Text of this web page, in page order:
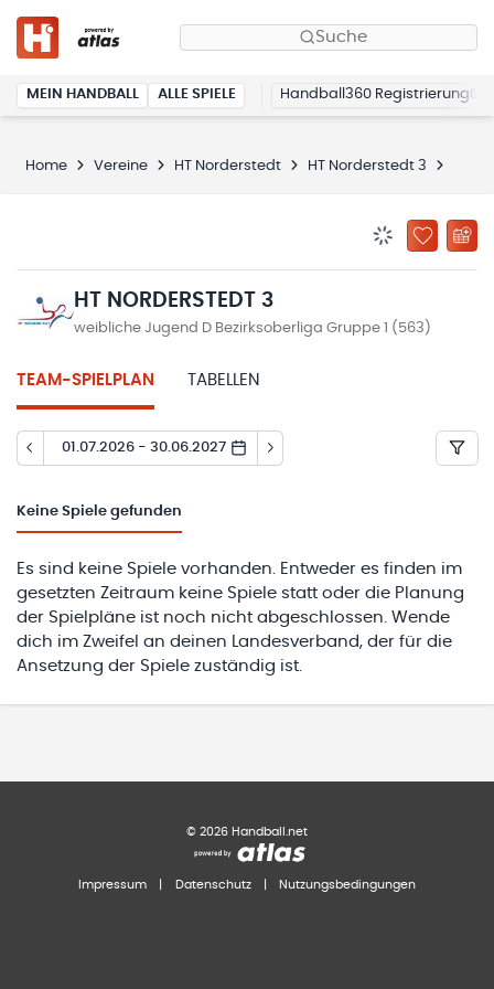
Suche
MEIN HANDBALL ALLE SPIELE Handball360 Registrierung
Home Vereine HT Norderstedt HT Norderstedt 3
ZU
HT NORDERSTEDT 3
weibliche Jugend D Bezirksoberliga Gruppe 1 (563)
TEAM-SPIELPLAN TABELLEN
01.07.2026 - 30.06.2027
Keine Spiele gefunden
Es sind keine Spiele vorhanden. Entweder es finden im
gesetzten Zeitraum keine Spiele statt oder die Planung
der Spielpläne ist noch nicht abgeschlossen. Wende
dich im Zweifel an deinen Landesverband, der für die
Ansetzung der Spiele zuständig ist.
© 2026 Handball.net
Impressum Datenschutz Nutzungsbedingungen